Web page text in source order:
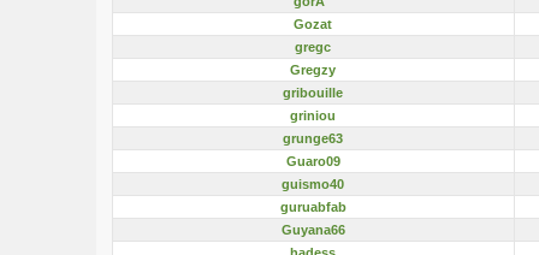
Gozat
gregc
Gregzy
gribouille
griniou
grunge63
Guaro09
guismo40
guruabfab
Guyana66